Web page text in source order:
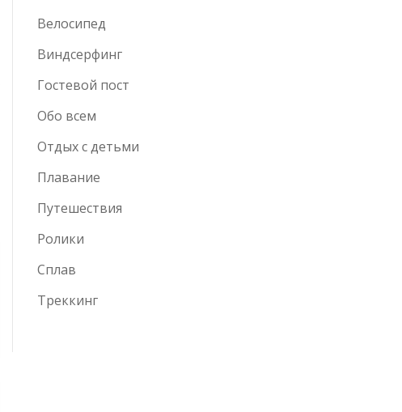
Велосипед
Виндсерфинг
Гостевой пост
Обо всем
Отдых с детьми
Плавание
Путешествия
Ролики
Сплав
Треккинг